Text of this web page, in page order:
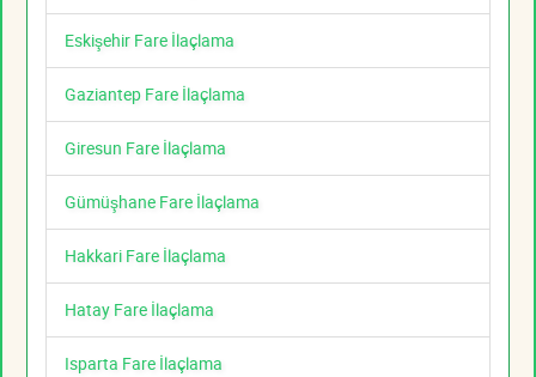
Eskişehir Fare İlaçlama
Gaziantep Fare İlaçlama
Giresun Fare İlaçlama
Gümüşhane Fare İlaçlama
Hakkari Fare İlaçlama
Hatay Fare İlaçlama
Isparta Fare İlaçlama